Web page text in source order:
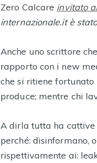
Zero Calcare invitato
internazionale.it è
Anche uno scrittore
rapporto con i new
che si ritiene
produce; mentre chi
A dirla tutta ha
perché: disinformano,
rispettivamente ai: